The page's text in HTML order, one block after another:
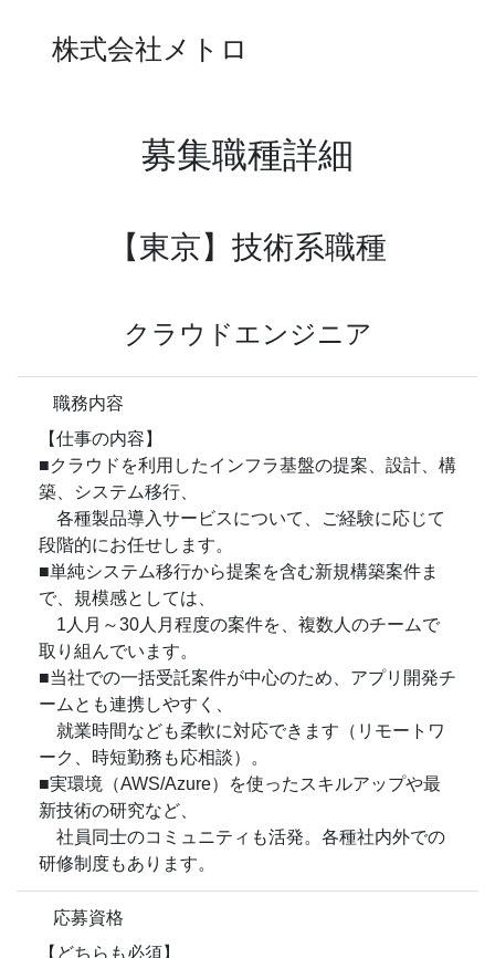
株式会社メトロ
募集職種詳細
【東京】技術系職種
クラウドエンジニア
職務内容
【仕事の内容】
■クラウドを利用したインフラ基盤の提案、設計、構
築、システム移行、
各種製品導入サービスについて、ご経験に応じて
段階的にお任せします。
■単純システム移行から提案を含む新規構築案件ま
で、規模感としては、
1人月～30人月程度の案件を、複数人のチームで
取り組んでいます。
■当社での一括受託案件が中心のため、アプリ開発チ
ームとも連携しやすく、
就業時間なども柔軟に対応できます（リモートワ
ーク、時短勤務も応相談）。
■実環境（AWS/Azure）を使ったスキルアップや最
新技術の研究など、
社員同士のコミュニティも活発。各種社内外での
研修制度もあります。
応募資格
【どちらも必須】